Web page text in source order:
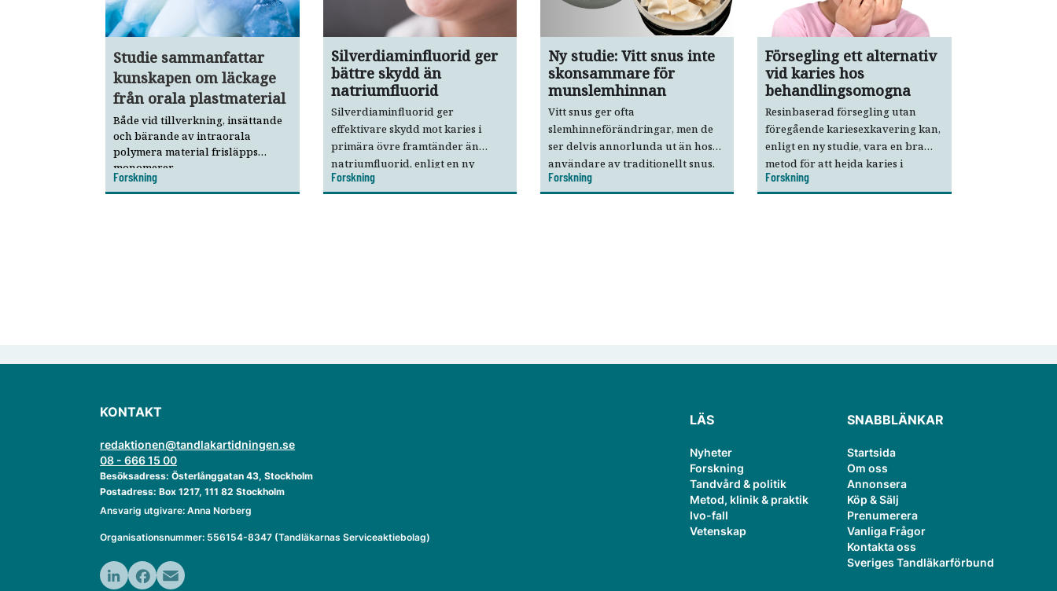
Studie sammanfattar
kunskapen om läckage
från orala plastmaterial
Både vid tillverkning, insättande
och bärande av intraorala
polymera material frisläpps
monomerer,
nedbrytningsprodukter samt
nano- och mikropartiklar.
Forskning
Silverdiaminfluorid ger
bättre skydd än
natriumfluorid
Silverdiaminfluorid ger
effektivare skydd mot karies i
primära övre framtänder än
natriumfluorid, enligt en ny
kinesisk studie.
Forskning
Ny studie: Vitt snus inte
skonsammare för
munslemhinnan
Vitt snus ger ofta
slemhinneförändringar, men de
ser delvis annorlunda ut än hos
användare av traditionellt snus.
Det visar den första svenska
kliniska jämförelsen mellan vitt
Forskning
Försegling ett alternativ
vid karies hos
behandlingsomogna
Resinbaserad försegling utan
föregående kariesexkavering kan,
enligt en ny studie, vara en bra
metod för att hejda karies i
primära molarer hos
behandlings­omogna barn.
Forskning
KONTAKT
redaktionen@tandlakartidningen.se
08 - 666 15 00
Besöksadress: Österlånggatan 43, Stockholm
Postadress: Box 1217, 111 82 Stockholm
Ansvarig utgivare: Anna Norberg
Organisationsnummer: 556154-8347 (Tandläkarnas Serviceaktiebolag)
LÄS
Nyheter
Forskning
Tandvård & politik
Metod, klinik & praktik
Ivo-fall
Vetenskap
SNABBLÄNKAR
Startsida
Om oss
Annonsera
Köp & Sälj
Prenumerera
Vanliga Frågor
Kontakta oss
Sveriges Tandläkarförbund